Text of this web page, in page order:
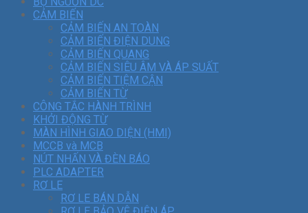
CẢM BIẾN
CẢM BIẾN AN TOÀN
CẢM BIẾN ĐIỆN DUNG
CẢM BIẾN QUANG
CẢM BIẾN SIÊU ÂM VÀ ÁP SUẤT
CẢM BIẾN TIỆM CẬN
CẢM BIẾN TỪ
CÔNG TẮC HÀNH TRÌNH
KHỞI ĐỘNG TỪ
MÀN HÌNH GIAO DIỆN (HMI)
MCCB và MCB
NÚT NHẤN VÀ ĐÈN BÁO
PLC ADAPTER
RƠ LE
RƠ LE BÁN DẪN